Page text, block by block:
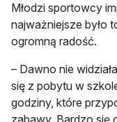
Młodzi sportowcy
najważniejsze było
ogromną radość.
– Dawno nie
się z pobytu w
godziny, które